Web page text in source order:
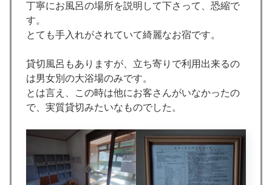
丁寧にお風呂の場所を説明して下さって、恐縮で
す。
とても手入れがされていて綺麗なお宿です。
貸切風呂もありますが、立ち寄りで利用出来るの
は男女別の大浴場のみです。
とは言え、この時は他にお客さんがいなかったの
で、実質貸切みたいなものでした。